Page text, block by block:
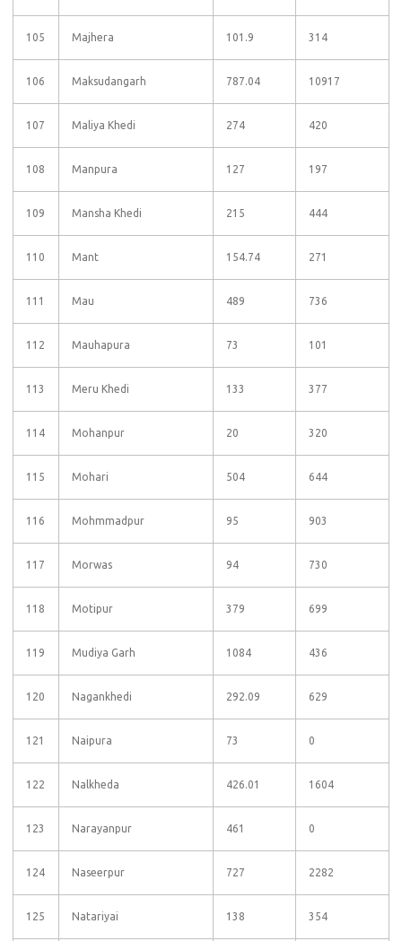
105 Majhera 101.9 314
106 Maksudangarh 787.04 10917
107 Maliya Khedi 274 420
108 Manpura 127 197
109 Mansha Khedi 215 444
110 Mant 154.74 271
111 Mau 489 736
112 Mauhapura 73 101
113 Meru Khedi 133 377
114 Mohanpur 20 320
115 Mohari 504 644
116 Mohmmadpur 95 903
117 Morwas 94 730
118 Motipur 379 699
119 Mudiya Garh 1084 436
120 Nagankhedi 292.09 629
121 Naipura 73 0
122 Nalkheda 426.01 1604
123 Narayanpur 461 0
124 Naseerpur 727 2282
125 Natariyai 138 354